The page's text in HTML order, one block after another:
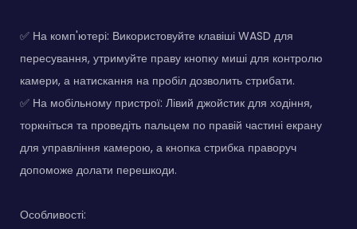
✅ На комп'ютері: Використовуйте клавіші WASD для
пересування, утримуйте праву кнопку миші для контролю
камери, а натискання на пробіл дозволить стрибати.
✅ На мобільному пристрої: Лівий джойстик для ходіння,
торкніться та проведіть пальцем по правій частині екрану
для управління камерою, а кнопка стрибка праворуч
допоможе долати перешкоди.
Особливості: